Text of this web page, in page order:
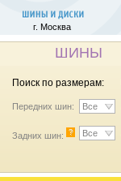
г. Москва
ШИНЫ
Поиск по размерам:
Передних шин: Все
Задних шин: ? Все